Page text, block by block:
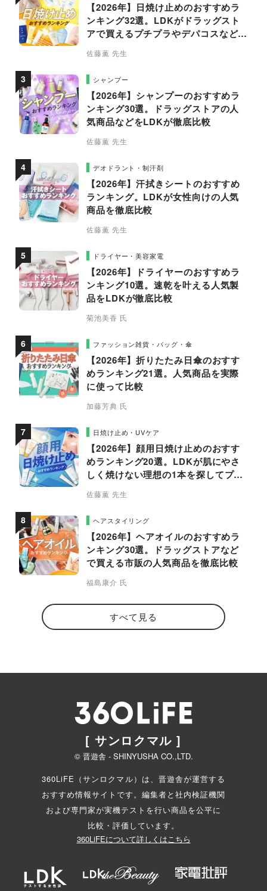
【2026年】日焼け止めのおすすめラ
ンキング32選。LDKがドラッグスト
アで買えるプチプラやデパコスなどの
佐藤薫 先生
シャンプー
【2026年】シャンプーのおすすめラ
ンキング30選。ドラッグストアの人
気商品などをLDKが徹底比較
佐藤薫 先生
デオドラント・制汗剤
【2026年】汗拭きシートのおすすめ
ランキング。LDKが女性向けの人気
商品を徹底比較
佐藤薫 先生
ドライヤー・美容家電
【2026年】ドライヤーのおすすめラ
ンキング10選。速乾を叶える人気製
品をLDKが徹底比較
菊池美香 氏
ファッション雑貨・バッグ・傘
【2026年】折りたたみ日傘のおすす
めランキング21選。人気商品を実際
に使って比較
加藤芳典 氏
日焼け止め・UVケア
【2026年】顔用日焼け止めのおすす
めランキング20選。LDKが肌にやさ
しく焼けない理想の1本を探してプロ
佐藤薫 先生
ヘアスタイリング
【2026年】ヘアオイルのおすすめラ
ンキング30選。ドラッグストアなど
で買える市販の人気商品を徹底比較
福島康介 氏
すべて見る
[ サンロクマル ]
© 晋遊舎 - SHINYUSHA CO.,LTD.
360LiFE（サンロクマル）は、晋遊舎が運営する
おすすめ情報サイトです。編集者と社内検証機関
および専門家が実機テストを行い商品を公平に
比較・評価しています。
360LiFEについて詳しくはこちら